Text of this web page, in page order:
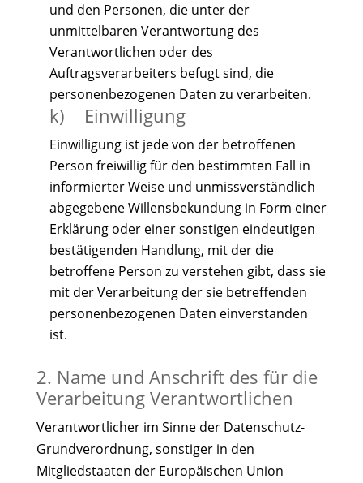
und den Personen, die unter der
unmittelbaren Verantwortung des
Verantwortlichen oder des
Auftragsverarbeiters befugt sind, die
personenbezogenen Daten zu verarbeiten.
k) Einwilligung
Einwilligung ist jede von der betroffenen
Person freiwillig für den bestimmten Fall in
informierter Weise und unmissverständlich
abgegebene Willensbekundung in Form einer
Erklärung oder einer sonstigen eindeutigen
bestätigenden Handlung, mit der die
betroffene Person zu verstehen gibt, dass sie
mit der Verarbeitung der sie betreffenden
personenbezogenen Daten einverstanden
ist.
2. Name und Anschrift des für die
Verarbeitung Verantwortlichen
Verantwortlicher im Sinne der Datenschutz-
Grundverordnung, sonstiger in den
Mitgliedstaaten der Europäischen Union